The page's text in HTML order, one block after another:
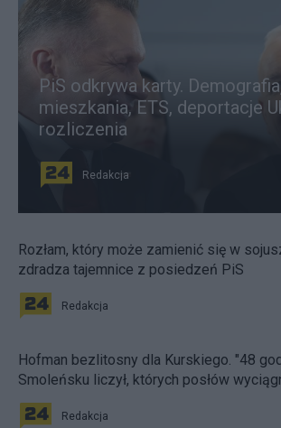
PiS odkrywa karty.
mieszkania, ETS, deportacje
rozliczenia
Redakcja
Rozłam, który może zamienić się w
zdradza tajemnice z posiedzeń PiS
Redakcja
Hofman bezlitosny dla Kurskiego. "48
Smoleńsku liczył, których posłów
Redakcja